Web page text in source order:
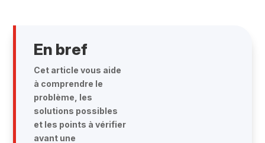
En bref
Cet article vous aide
à comprendre le
problème, les
solutions possibles
et les points à vérifier
avant une